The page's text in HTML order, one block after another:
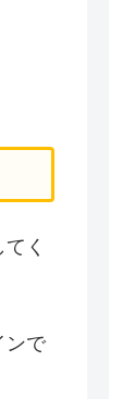
く
ンで